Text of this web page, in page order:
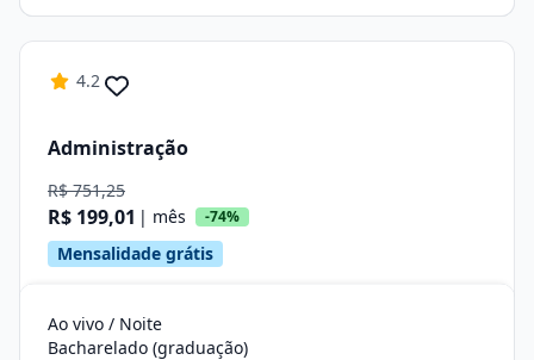
4.2
Administração
R$ 751,25
R$ 199,01 | mês -74%
Mensalidade grátis
Ao vivo / Noite
Bacharelado (graduação)